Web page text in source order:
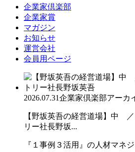
企業家倶楽部
企業家賞
マガジン
お知らせ
運営会社
会員用ページ
2026.07.31企業家倶楽部アーカ
【野坂英吾の経営道場】中
リー社長野坂...
『１事例３活用』の人材マネ